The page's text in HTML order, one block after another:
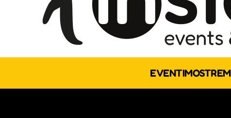
EVENTIMOSTRE